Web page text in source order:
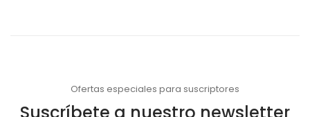
Ofertas especiales para suscriptores